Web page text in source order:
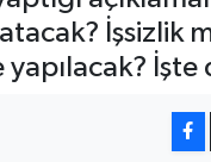
İşsizlik
İşte